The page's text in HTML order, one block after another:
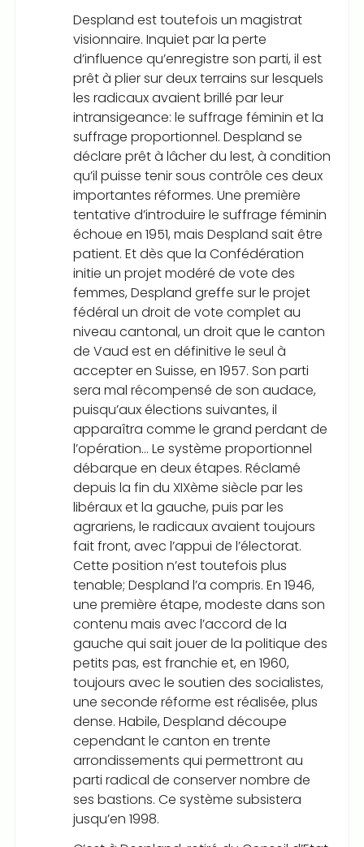
Despland est toutefois un magistrat
visionnaire. Inquiet par la perte
d’influence qu’enregistre son parti, il est
prêt à plier sur deux terrains sur lesquels
les radicaux avaient brillé par leur
intransigeance: le suffrage féminin et la
suffrage proportionnel. Despland se
déclare prêt à lâcher du lest, à condition
qu’il puisse tenir sous contrôle ces deux
importantes réformes. Une première
tentative d’introduire le suffrage féminin
échoue en 1951, mais Despland sait être
patient. Et dès que la Confédération
initie un projet modéré de vote des
femmes, Despland greffe sur le projet
fédéral un droit de vote complet au
niveau cantonal, un droit que le canton
de Vaud est en définitive le seul à
accepter en Suisse, en 1957. Son parti
sera mal récompensé de son audace,
puisqu’aux élections suivantes, il
apparaîtra comme le grand perdant de
l’opération… Le système proportionnel
débarque en deux étapes. Réclamé
depuis la fin du XIXème siècle par les
libéraux et la gauche, puis par les
agrariens, le radicaux avaient toujours
fait front, avec l’appui de l’électorat.
Cette position n’est toutefois plus
tenable; Despland l’a compris. En 1946,
une première étape, modeste dans son
contenu mais avec l’accord de la
gauche qui sait jouer de la politique des
petits pas, est franchie et, en 1960,
toujours avec le soutien des socialistes,
une seconde réforme est réalisée, plus
dense. Habile, Despland découpe
cependant le canton en trente
arrondissements qui permettront au
parti radical de conserver nombre de
ses bastions. Ce système subsistera
jusqu’en 1998.